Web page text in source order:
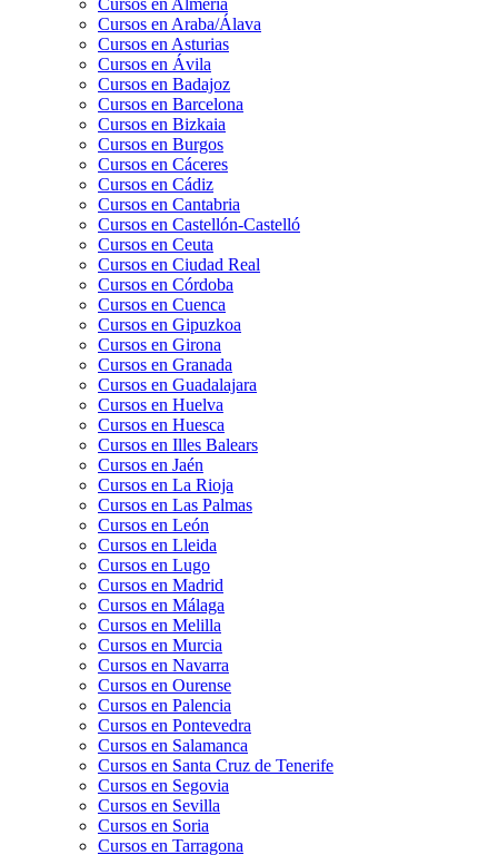
Cursos en Almería
Cursos en Araba/Álava
Cursos en Asturias
Cursos en Ávila
Cursos en Badajoz
Cursos en Barcelona
Cursos en Bizkaia
Cursos en Burgos
Cursos en Cáceres
Cursos en Cádiz
Cursos en Cantabria
Cursos en Castellón-Castelló
Cursos en Ceuta
Cursos en Ciudad Real
Cursos en Córdoba
Cursos en Cuenca
Cursos en Gipuzkoa
Cursos en Girona
Cursos en Granada
Cursos en Guadalajara
Cursos en Huelva
Cursos en Huesca
Cursos en Illes Balears
Cursos en Jaén
Cursos en La Rioja
Cursos en Las Palmas
Cursos en León
Cursos en Lleida
Cursos en Lugo
Cursos en Madrid
Cursos en Málaga
Cursos en Melilla
Cursos en Murcia
Cursos en Navarra
Cursos en Ourense
Cursos en Palencia
Cursos en Pontevedra
Cursos en Salamanca
Cursos en Santa Cruz de Tenerife
Cursos en Segovia
Cursos en Sevilla
Cursos en Soria
Cursos en Tarragona